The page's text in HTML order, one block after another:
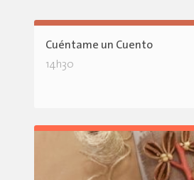
Cuéntame un Cuento
14h30